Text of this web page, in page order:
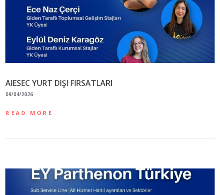
AIESEC YURT DIŞI FIRSATLARI
09/04/2026
READ MORE